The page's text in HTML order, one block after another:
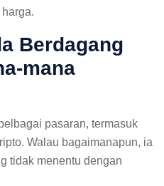
Berdagang
mana
pasaran, termasuk
Walau bagaimanapun, ia
tidak menentu dengan